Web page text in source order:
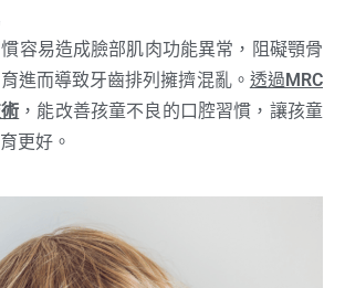
容易造成臉部肌肉功能異常，阻礙顎骨
進而導致牙齒排列擁擠混亂。 透過 MRC
，能改善孩童不良的口腔習慣，讓孩童
更好。